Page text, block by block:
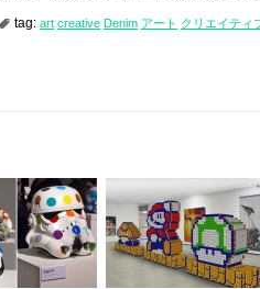
tag: art creative Denim アート クリエイティ